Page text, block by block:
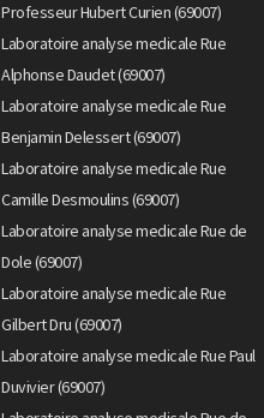
Professeur Hubert Curien (69007)
Laboratoire analyse medicale Rue
Alphonse Daudet (69007)
Laboratoire analyse medicale Rue
Benjamin Delessert (69007)
Laboratoire analyse medicale Rue
Camille Desmoulins (69007)
Laboratoire analyse medicale Rue de
Dole (69007)
Laboratoire analyse medicale Rue
Gilbert Dru (69007)
Laboratoire analyse medicale Rue Paul
Duvivier (69007)